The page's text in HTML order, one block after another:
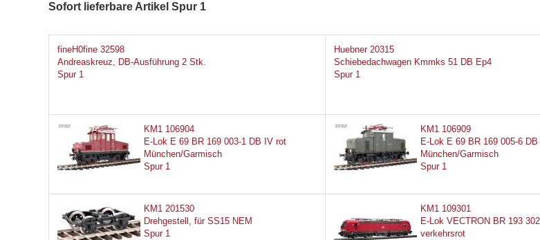
Sofort lieferbare Artikel Spur 1
fineH0fine 32598
Andreaskreuz, DB-Ausführung 2 Stk.
Spur 1
Huebner 20315
Schiebedachwagen Kmmks 51 DB Ep4
Spur 1
KM1 106904
E-Lok E 69 BR 169 003-1 DB IV rot
München/Garmisch
Spur 1
KM1 106909
E-Lok E 69 BR 169 005-6
München/Garmisch
Spur 1
KM1 201530
Drehgestell, für SS15 NEM
Spur 1
KM1 109301
E-Lok VECTRON BR 193
verkehrsrot